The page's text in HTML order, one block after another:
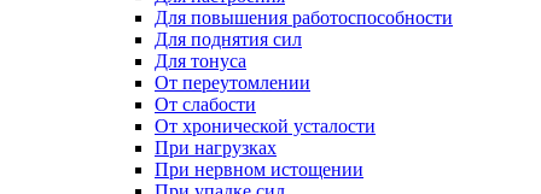
Для повышения работоспособности
Для поднятия сил
Для тонуса
От переутомлении
От слабости
От хронической усталости
При нагрузках
При нервном истощении